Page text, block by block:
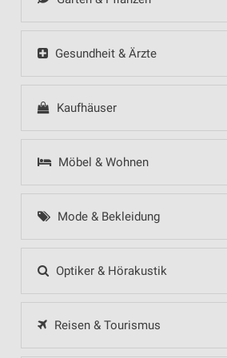
Gesundheit & Ärzte
Kaufhäuser
Möbel & Wohnen
Mode & Bekleidung
Optiker & Hörakustik
Reisen & Tourismus